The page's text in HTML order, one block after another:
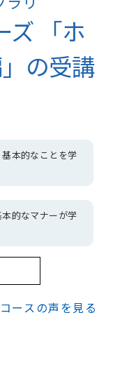
ズ 「ホ
の受講
本的なことを学
的なマナーが学
ースの声を見る